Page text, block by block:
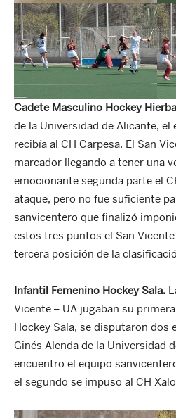
Cadete Masculino Hockey
de la Universidad de Alicante, el
recibía al CH Carpesa. El San
marcador llegando a tener una
emocionante segunda parte el
ataque, pero no fue suficiente
sanvicentero que finalizó
estos tres puntos el San
tercera posición de la
Infantil Femenino Hockey Sala.
Vicente – UA jugaban su
Hockey Sala, se disputaron dos
Ginés Alenda de la Universidad
encuentro el equipo
el segundo se impuso al CH